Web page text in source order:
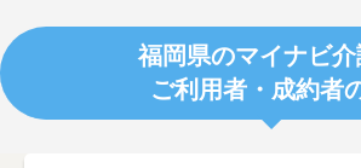
福岡県のマイナビ
ご利用者・成約者